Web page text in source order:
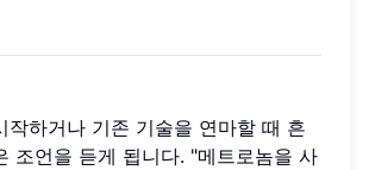
작하거나 기존 기술을 연마할 때 흔
조언을 듣게 됩니다. "메트로놈을 사